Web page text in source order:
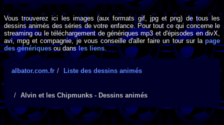
Vous trouverez ici les images (aux formats gif, jpg et png) de tous les
dessins animés des séries de votre enfance. Pour tout ce qui concerne le
streaming ou le téléchargement de génériques mp3 et d'épisodes en divX,
avi, mpg et compagnie, je vous conseille d'aller faire un tour sur la page
des génériquesou dansles liens.
albator.com.fr Liste des dessins animés
Alvin et les Chipmunks - Dessins animés